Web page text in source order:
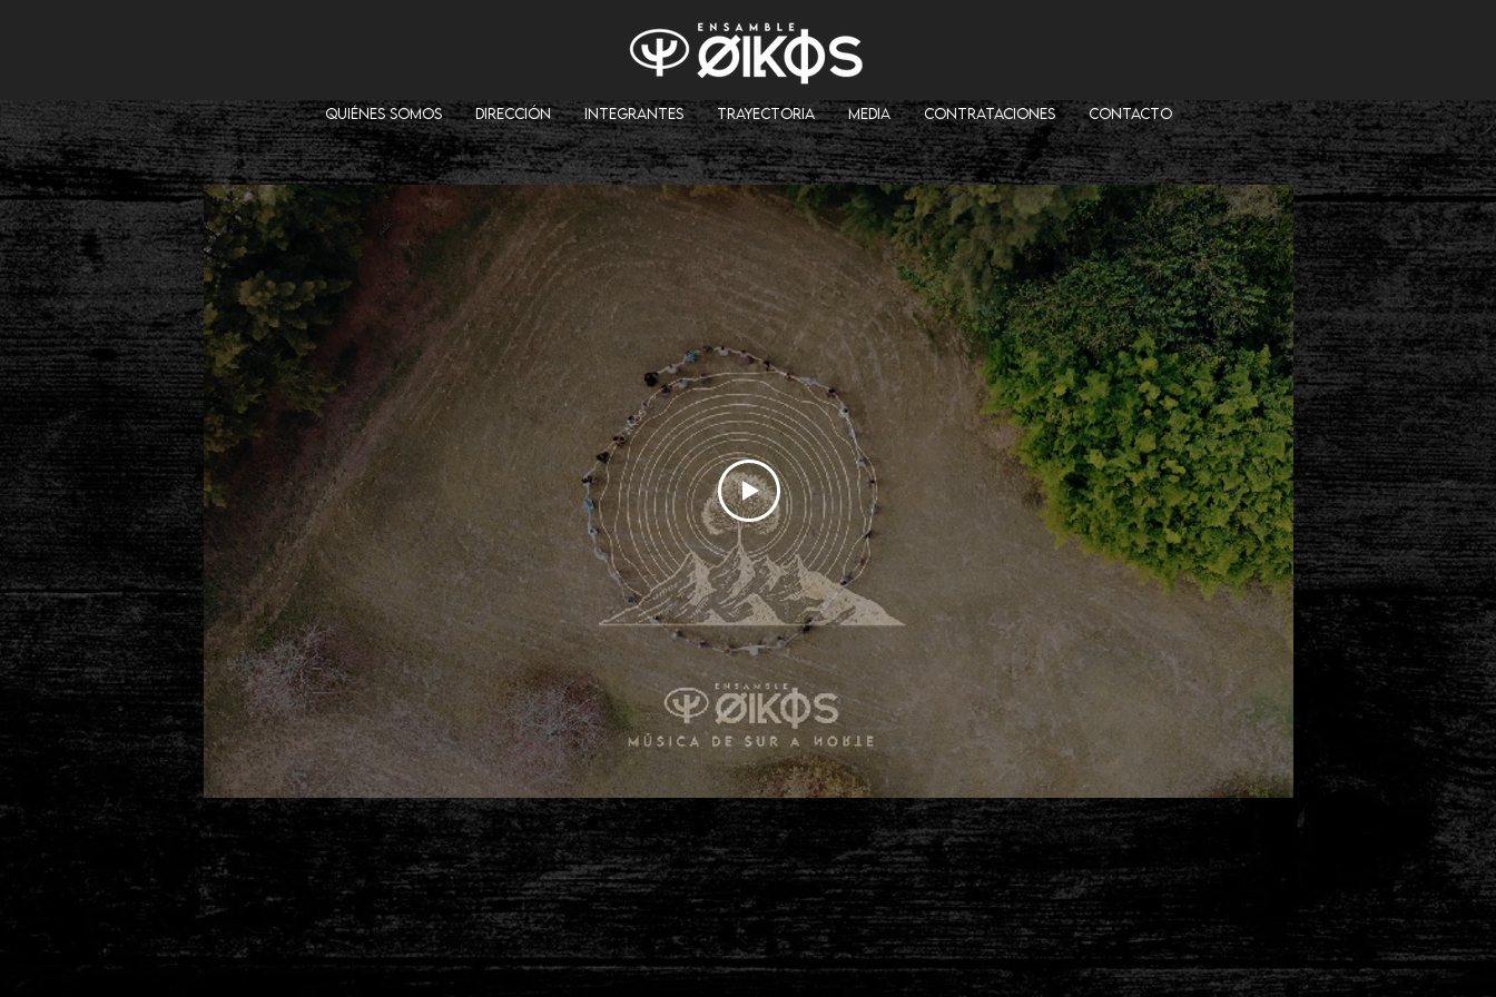
QUIÉNES SOMOS DIRECCIÓN INTEGRANTES TRAYECTORIA MEDIA CONTRATACIONES CONTACTO